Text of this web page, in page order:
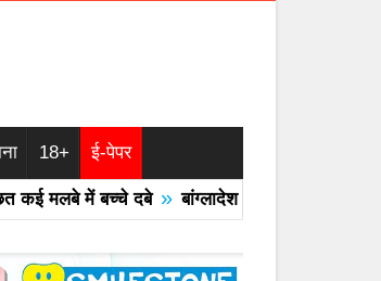
18+ ई-पेपर
मलबे में बच्चे दबे » बांग्लादेश का एयरफोर्स का F -7